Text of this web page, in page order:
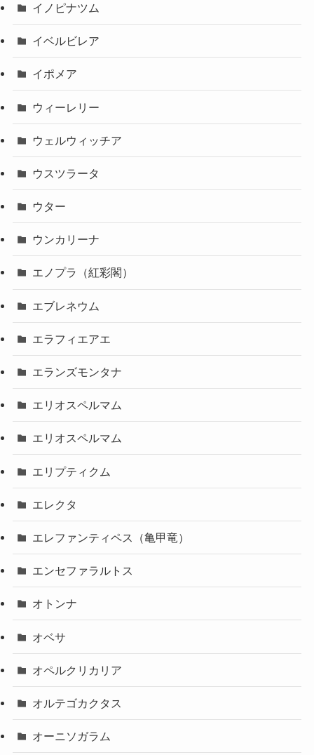
イノピナツム
イベルビレア
イポメア
ウィーレリー
ウェルウィッチア
ウスツラータ
ウター
ウンカリーナ
エノプラ（紅彩閣）
エブレネウム
エラフィエアエ
エランズモンタナ
エリオスペルマム
エリオスペルマム
エリプティクム
エレクタ
エレファンティペス（亀甲竜）
エンセファラルトス
オトンナ
オベサ
オペルクリカリア
オルテゴカクタス
オーニソガラム